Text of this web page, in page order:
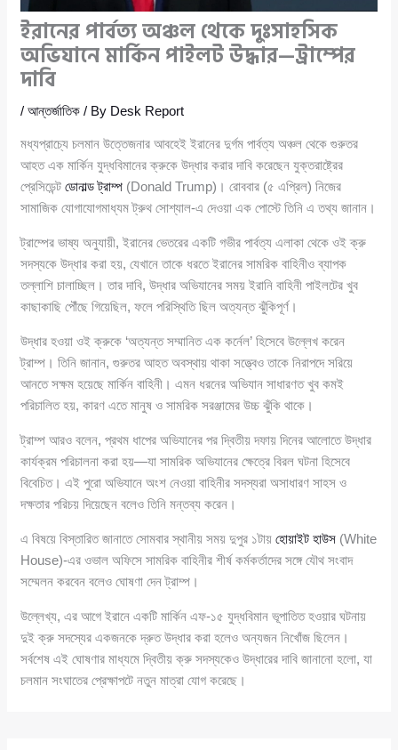
ইরানের পার্বত্য অঞ্চল থেকে দুঃসাহসিক
অভিযানে মার্কিন পাইলট উদ্ধার—ট্রাম্পের
দাবি
/আন্তর্জাতিক / By Desk Report
মধ্যপ্রাচ্যে চলমান উত্তেজনার আবহেই ইরানের দুর্গম পার্বত্য অঞ্চল থেকে গুরুতর
আহত এক মার্কিন যুদ্ধবিমানের ক্রুকে উদ্ধার করার দাবি করেছেন যুক্তরাষ্ট্রের
প্রেসিডেন্টডোনাল্ড ট্রাম্প (Donald Trump)। রোববার (৫ এপ্রিল) নিজের
সামাজিক যোগাযোগমাধ্যম ট্রুথ সোশ্যাল-এ দেওয়া এক পোস্টে তিনি এ তথ্য জানান।
ট্রাম্পের ভাষ্য অনুযায়ী, ইরানের ভেতরের একটি গভীর পার্বত্য এলাকা থেকে ওই ক্রু
সদস্যকে উদ্ধার করা হয়, যেখানে তাকে ধরতে ইরানের সামরিক বাহিনীও ব্যাপক
তল্লাশি চালাচ্ছিল। তার দাবি, উদ্ধার অভিযানের সময় ইরানি বাহিনী পাইলটের খুব
কাছাকাছি পৌঁছে গিয়েছিল, ফলে পরিস্থিতি ছিল অত্যন্ত ঝুঁকিপূর্ণ।
উদ্ধার হওয়া ওই ক্রুকে ‘অত্যন্ত সম্মানিত এক কর্নেল’ হিসেবে উল্লেখ করেন
ট্রাম্প। তিনি জানান, গুরুতর আহত অবস্থায় থাকা সত্ত্বেও তাকে নিরাপদে সরিয়ে
আনতে সক্ষম হয়েছে মার্কিন বাহিনী। এমন ধরনের অভিযান সাধারণত খুব কমই
পরিচালিত হয়, কারণ এতে মানুষ ও সামরিক সরঞ্জামের উচ্চ ঝুঁকি থাকে।
ট্রাম্প আরও বলেন, প্রথম ধাপের অভিযানের পর দ্বিতীয় দফায় দিনের আলোতে উদ্ধার
কার্যক্রম পরিচালনা করা হয়—যা সামরিক অভিযানের ক্ষেত্রে বিরল ঘটনা হিসেবে
বিবেচিত। এই পুরো অভিযানে অংশ নেওয়া বাহিনীর সদস্যরা অসাধারণ সাহস ও
দক্ষতার পরিচয় দিয়েছেন বলেও তিনি মন্তব্য করেন।
এ বিষয়ে বিস্তারিত জানাতে সোমবার স্থানীয় সময় দুপুর ১টায়হোয়াইট হাউস (White
House)-এর ওভাল অফিসে সামরিক বাহিনীর শীর্ষ কর্মকর্তাদের সঙ্গে যৌথ সংবাদ
সম্মেলন করবেন বলেও ঘোষণা দেন ট্রাম্প।
উল্লেখ্য, এর আগে ইরানে একটি মার্কিন এফ-১৫ যুদ্ধবিমান ভূপাতিত হওয়ার ঘটনায়
দুই ক্রু সদস্যের একজনকে দ্রুত উদ্ধার করা হলেও অন্যজন নিখোঁজ ছিলেন।
সর্বশেষ এই ঘোষণার মাধ্যমে দ্বিতীয় ক্রু সদস্যকেও উদ্ধারের দাবি জানানো হলো, যা
চলমান সংঘাতের প্রেক্ষাপটে নতুন মাত্রা যোগ করেছে।